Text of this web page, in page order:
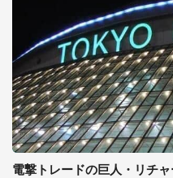
電撃トレードの巨人・リチ